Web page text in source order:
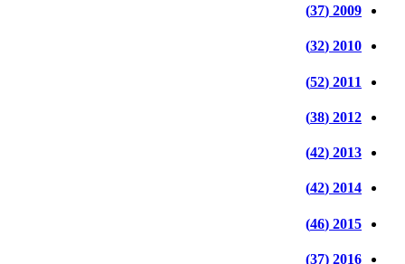
2009 (37)
2010 (32)
2011 (52)
2012 (38)
2013 (42)
2014 (42)
2015 (46)
2016 (37)